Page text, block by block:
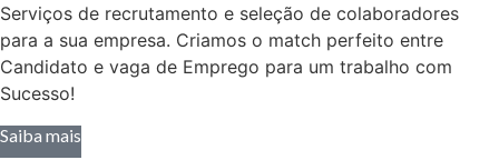
Serviços de recrutamento e seleção de colaboradores
para a sua empresa. Criamos o match perfeito entre
Candidato e vaga de Emprego para um trabalho com
Sucesso!
Saiba mais